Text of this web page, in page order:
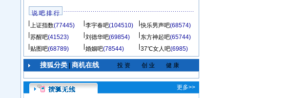
说 吧 排 行
上证指数(77445) 李宇春吧(104510) 快乐男声吧(68574)
苏醒吧(41523) 刘德华吧(69854) 东方神起吧(65744)
贴图吧(68789) 婚姻吧(78544) 37℃女人吧(6985)
搜狐分类| 商机在线 投 资 创 业 健 康
更多>>